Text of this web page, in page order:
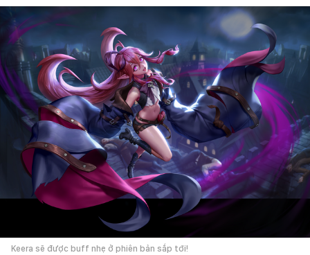
Keera sẽ được buff nhẹ ở phiên bản sắp tới!